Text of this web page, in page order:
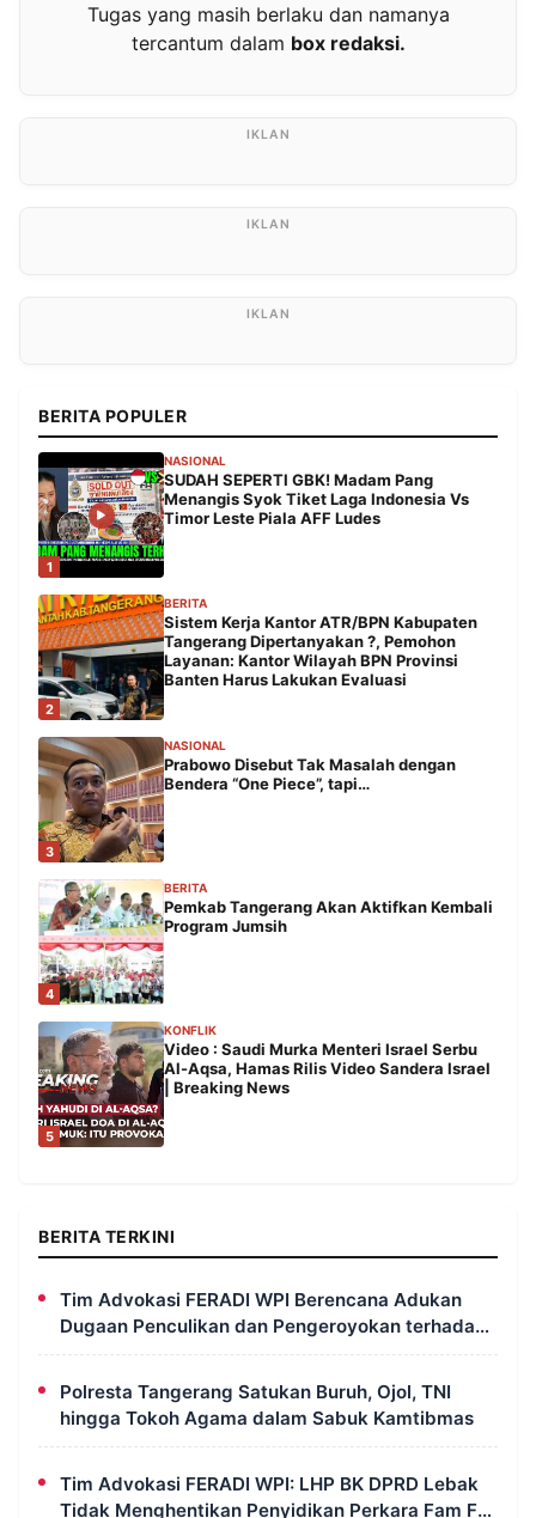
Tugas yang masih berlaku dan namanya
tercantum dalam box redaksi.
BERITA POPULER
1
NASIONAL
SUDAH SEPERTI GBK! Madam Pang
Menangis Syok Tiket Laga Indonesia Vs
Timor Leste Piala AFF Ludes
2
BERITA
Sistem Kerja Kantor ATR/BPN Kabupaten
Tangerang Dipertanyakan ?, Pemohon
Layanan: Kantor Wilayah BPN Provinsi
Banten Harus Lakukan Evaluasi
3
NASIONAL
Prabowo Disebut Tak Masalah dengan
Bendera “One Piece”, tapi…
4
BERITA
Pemkab Tangerang Akan Aktifkan Kembali
Program Jumsih
5
KONFLIK
Video : Saudi Murka Menteri Israel Serbu
Al-Aqsa, Hamas Rilis Video Sandera Israel
| Breaking News
BERITA TERKINI
Tim Advokasi FERADI WPI Berencana Adukan
Dugaan Penculikan dan Pengeroyokan terhadap
UUN ke Komisi III DPR RI, LPSK, dan Kompolnas
Polresta Tangerang Satukan Buruh, Ojol, TNI
hingga Tokoh Agama dalam Sabuk Kamtibmas
Tim Advokasi FERADI WPI: LHP BK DPRD Lebak
Tidak Menghentikan Penyidikan Perkara Fam Fuk